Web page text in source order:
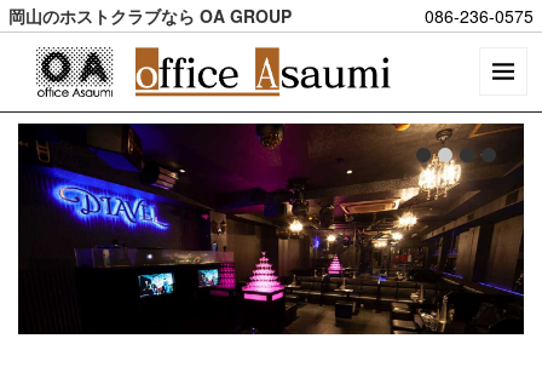
岡山のホストクラブなら OA GROUP 086-236-0575